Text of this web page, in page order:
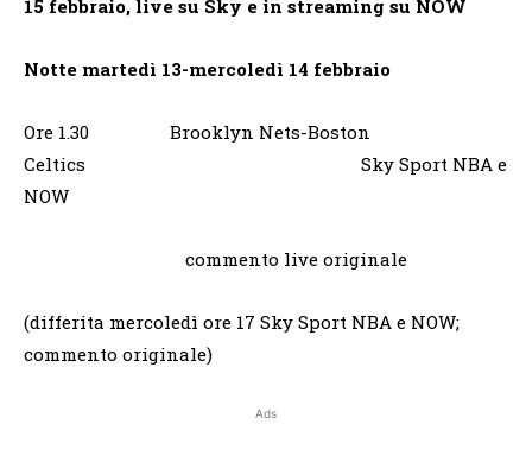
15 febbraio, live su Sky e in streaming su NOW
Notte martedì 13-mercoledì 14 febbraio
Ore 1.30 Brooklyn Nets-Boston
Celtics Sky Sport NBA e
NOW
commento live originale
(differita mercoledì ore 17 Sky Sport NBA e NOW;
commento originale)
Ads